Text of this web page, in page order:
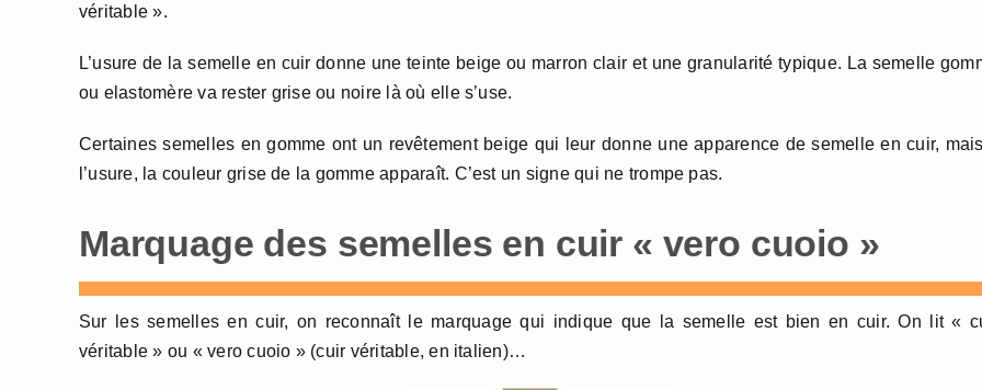
véritable ».
L’usure de la semelle en cuir donne une teinte beige ou marron clair et une granularité typique. La semelle
ou elastomère va rester grise ou noire là où elle s’use.
Certaines semelles en gomme ont un revêtement beige qui leur donne une apparence de semelle en cuir,
l’usure, la couleur grise de la gomme apparaît. C’est un signe qui ne trompe pas.
Marquage des semelles en cuir « vero cuoio »
Sur les semelles en cuir, on reconnaît le marquage qui indique que la semelle est bien en cuir. On lit «
véritable » ou « vero cuoio » (cuir véritable, en italien)…